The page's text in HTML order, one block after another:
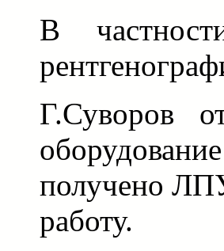
В
Г.Суворов
получено
работу.